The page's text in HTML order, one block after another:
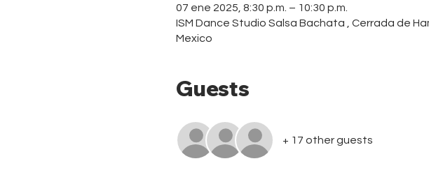
07 ene 2025, 8:30 p.m. – 10:30 p.m.
ISM Dance Studio Salsa Bachata , Cerrada de
Mexico
Guests
+ 17 other guests